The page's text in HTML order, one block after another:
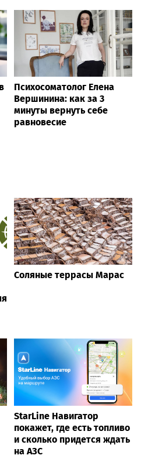
Психосоматолог Елена
Вершинина: как за 3
минуты вернуть себе
равновесие
Соляные террасы Марас
StarLine Навигатор
покажет, где есть топливо
и сколько придется ждать
на АЗС